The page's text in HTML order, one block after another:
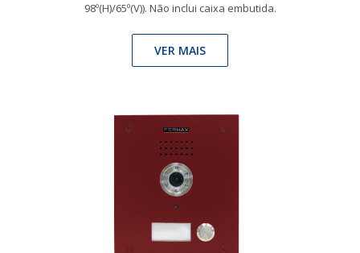
98º(H)/65º(V)). Não inclui caixa embutida.
VER MAIS